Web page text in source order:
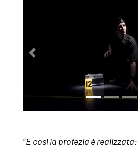
Previous
“E così la profezia è